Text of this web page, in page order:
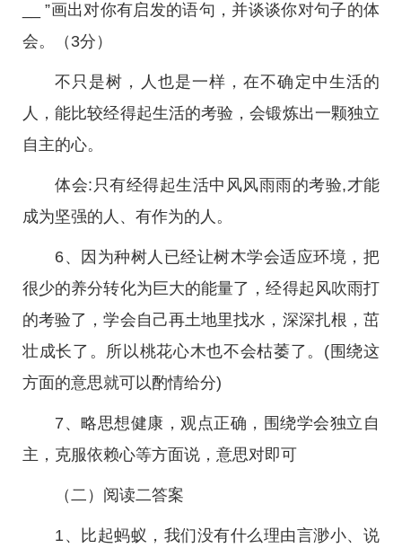
__ ”画出对你有启发的语句，并谈谈你对句子的体
会。（3分）
不只是树，人也是一样，在不确定中生活的
人，能比较经得起生活的考验，会锻炼出一颗独立
自主的心。
体会:只有经得起生活中风风雨雨的考验,才能
成为坚强的人、有作为的人。
6、因为种树人已经让树木学会适应环境，把
很少的养分转化为巨大的能量了，经得起风吹雨打
的考验了，学会自己再土地里找水，深深扎根，茁
壮成长了。所以桃花心木也不会枯萎了。(围绕这
方面的意思就可以酌情给分)
7、略思想健康，观点正确，围绕学会独立自
主，克服依赖心等方面说，意思对即可
（二）阅读二答案
1、比起蚂蚁，我们没有什么理由言渺小、说